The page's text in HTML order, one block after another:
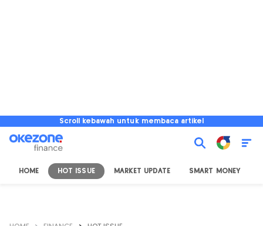
Scroll kebawah untuk membaca artikel
HOME HOT ISSUE MARKET UPDATE SMART MONEY